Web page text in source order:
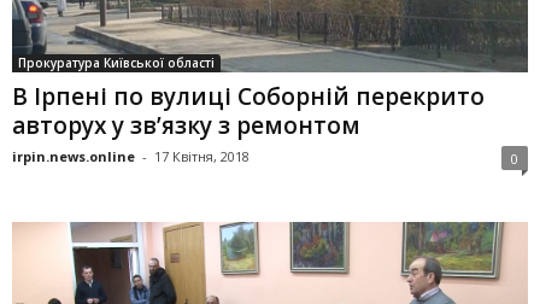
Прокуратура Київської області
В Ірпені по вулиці Соборній перекрито
авторух у зв’язку з ремонтом
irpin.news.online - 17 Квітня, 2018 0